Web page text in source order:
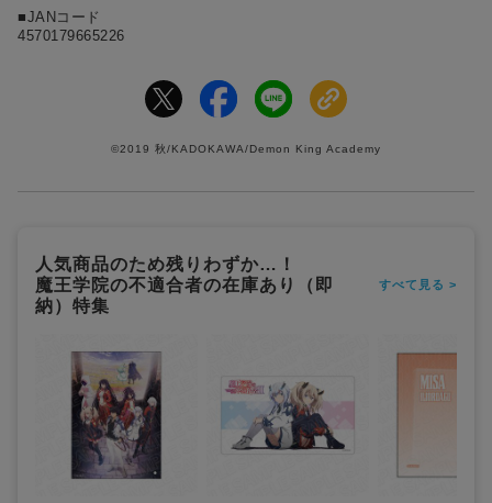
■JANコード
4570179665226
©2019 秋/KADOKAWA/Demon King Academy
人気商品のため残りわずか…！
魔王学院の不適合者の在庫あり（即
納）特集
すべて見る >